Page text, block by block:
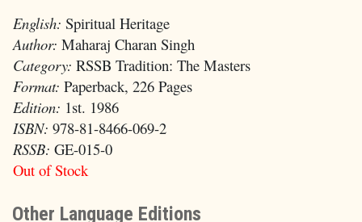
English: Spiritual Heritage
Author: Maharaj Charan Singh
Category: RSSB Tradition: The Masters
Format: Paperback, 226 Pages
Edition: 1st. 1986
ISBN: 978-81-8466-069-2
RSSB: GE-015-0
Out of Stock
Other Language Editions